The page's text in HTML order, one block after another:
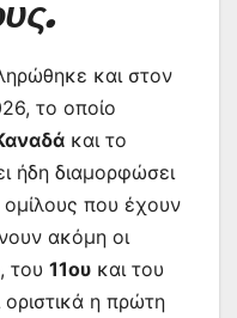
και στον
το οποίο
και το
ήδη διαμορφώσει
που έχουν
ακόμη οι
, του 11ου και του
οριστικά η πρώτη